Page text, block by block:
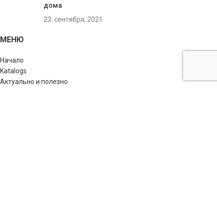
домa
23. сентября, 2021
МЕНЮ
Начало
Katalogs
Актуально и полезно